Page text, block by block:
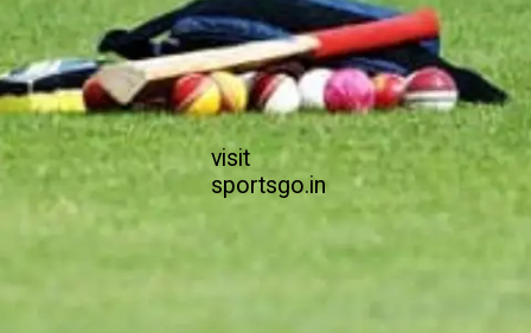
visit
sportsgo.in